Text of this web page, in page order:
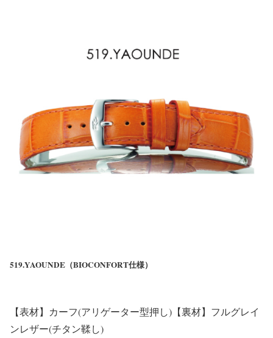
519.YAOUNDE（BIOCONFORT仕様）
【表材】カーフ(アリゲーター型押し)【裏材】フルグレイ
ンレザー(チタン鞣し)